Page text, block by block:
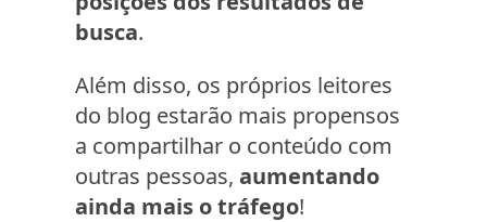
busca.
Além disso, os próprios leitores
do blog estarão mais propensos
a compartilhar o conteúdo com
outras pessoas, aumentando
ainda mais o tráfego!